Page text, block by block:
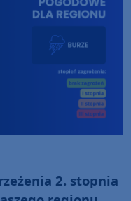
2. stopnia